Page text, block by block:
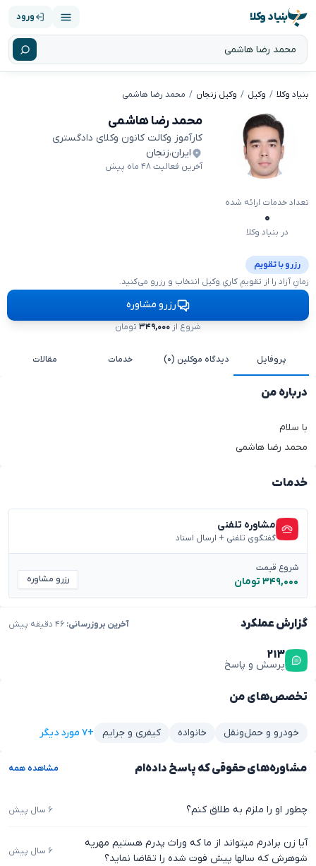
بنیاد وکلا ورود
بنیاد وکلا وکیل وکیل زنجان محمد رضا هاشمی
محمد رضا هاشمی
کارآموز وکالت کانون وکلای دادگستری
ایران،زنجان
آخرین فعالیت ۴۸ ماه پیش
تعداد خدمات ارائه شده
۰
در بنیاد وکلا
رزرو با تقویم
زمانِ آزاد را از تقویمِ کاریِ وکیل انتخاب و رزرو می‌کنید.
رزرو مشاوره
شروع از ۳۴۹,۰۰۰تومان
پروفایل دیدگاه موکلین (۰) خدمات مقالات
درباره من
با سلام
محمد رضا هاشمی
گزارش عملکرد آخرین بروزرسانی:
۲۱۳
پرسش و پاسخ
تخصص‌های من
خودرو و حمل‌ونقل خانواده کیفری و جرایم +۷ مورد دیگر
خدمات
مشاوره تلفنی
گفتگوی تلفنی + ارسال اسناد
شروع قیمت
۳۴۹,۰۰۰ تومان رزرو مشاوره
مشاوره‌های حقوقی که پاسخ داده‌ام مشاهده همه
چطور او را ملزم به طلاق کنم؟ ۶ سال پیش
آیا زن برادرم میتواند از ما که وراث پدرم هستیم مهریه
شوهرش که سالها پیش فوت شده را تقاضا نماید؟
۶ سال پیش